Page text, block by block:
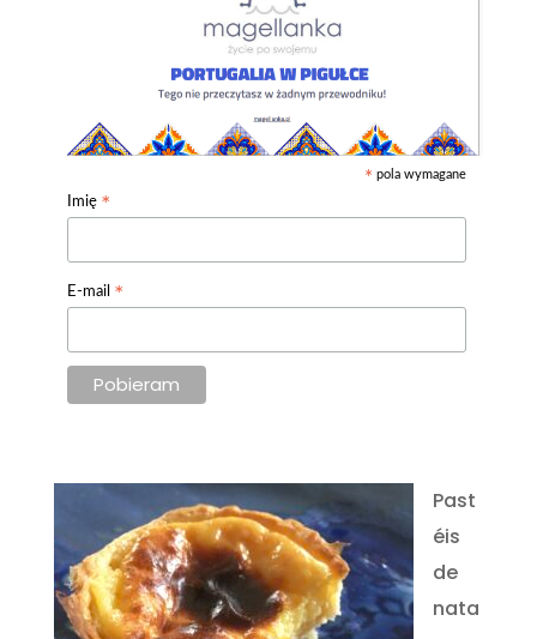
* pola wymagane
Imię *
E-mail *
Past
éis
de
nata